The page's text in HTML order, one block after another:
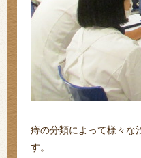
痔の分類によって様々な
す。